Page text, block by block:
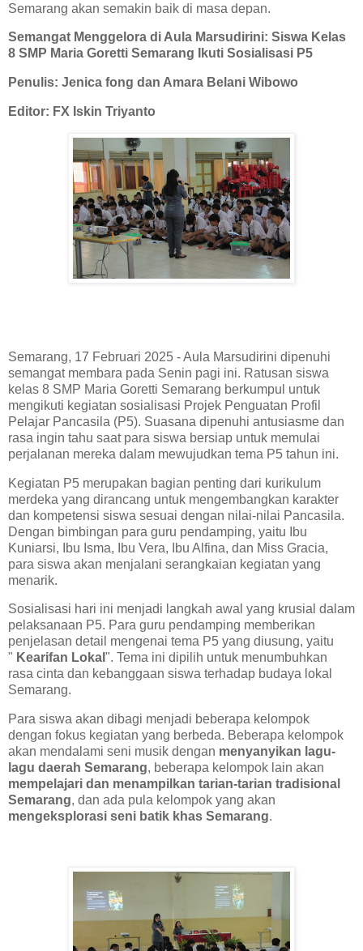
Semarang akan semakin baik di masa depan.
Semangat Menggelora di Aula Marsudirini: Siswa Kelas
8 SMP Maria Goretti Semarang Ikuti Sosialisasi P5
Penulis: Jenica fong dan Amara Belani Wibowo
Editor: FX Iskin Triyanto
Semarang, 17 Februari 2025 - Aula Marsudirini dipenuhi
semangat membara pada Senin pagi ini. Ratusan siswa
kelas 8 SMP Maria Goretti Semarang berkumpul untuk
mengikuti kegiatan sosialisasi Projek Penguatan Profil
Pelajar Pancasila (P5). Suasana dipenuhi antusiasme dan
rasa ingin tahu saat para siswa bersiap untuk memulai
perjalanan mereka dalam mewujudkan tema P5 tahun ini.
Kegiatan P5 merupakan bagian penting dari kurikulum
merdeka yang dirancang untuk mengembangkan karakter
dan kompetensi siswa sesuai dengan nilai-nilai Pancasila.
Dengan bimbingan para guru pendamping, yaitu Ibu
Kuniarsi, Ibu Isma, Ibu Vera, Ibu Alfina, dan Miss Gracia,
para siswa akan menjalani serangkaian kegiatan yang
menarik.
Sosialisasi hari ini menjadi langkah awal yang krusial dalam
pelaksanaan P5. Para guru pendamping memberikan
penjelasan detail mengenai tema P5 yang diusung, yaitu
" Kearifan Lokal ". Tema ini dipilih untuk menumbuhkan
rasa cinta dan kebanggaan siswa terhadap budaya lokal
Semarang.
Para siswa akan dibagi menjadi beberapa kelompok
dengan fokus kegiatan yang berbeda. Beberapa kelompok
akan mendalami seni musik dengan menyanyikan lagu-
lagu daerah Semarang, beberapa kelompok lain akan
mempelajari dan menampilkan tarian-tarian tradisional
Semarang, dan ada pula kelompok yang akan
mengeksplorasi seni batik khas Semarang.